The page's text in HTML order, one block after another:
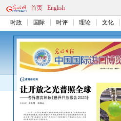
首页 English
时政 国际 时评 理论 文化